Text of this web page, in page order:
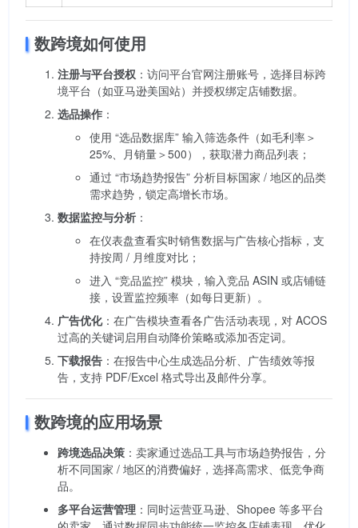
数跨境如何使用
注册与平台授权 ：访问平台官网注册账号，选择目标跨
境平台（如亚马逊美国站）并授权绑定店铺数据。
选品操作 ：
使用 “选品数据库” 输入筛选条件（如毛利率＞
25%、月销量＞500），获取潜力商品列表；
通过 “市场趋势报告” 分析目标国家 / 地区的品类
需求趋势，锁定高增长市场。
数据监控与分析 ：
在仪表盘查看实时销售数据与广告核心指标，支
持按周 / 月维度对比；
进入 “竞品监控” 模块，输入竞品 ASIN 或店铺链
接，设置监控频率（如每日更新）。
广告优化：在广告模块查看各广告活动表现，对 ACOS
过高的关键词启用自动降价策略或添加否定词。
下载报告 ：在报告中心生成选品分析、广告绩效等报
告，支持 PDF/Excel 格式导出及邮件分享。
数跨境的应用场景
跨境选品决策 ：卖家通过选品工具与市场趋势报告，分
析不同国家 / 地区的消费偏好，选择高需求、低竞争商
品。
多平台运营管理 ：同时运营亚马逊、Shopee 等多平台